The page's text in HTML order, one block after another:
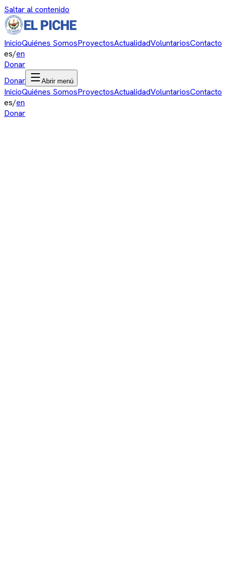
Saltar al contenido
InicioQuiénes SomosProyectosActualidadVoluntariosContacto
es/en
Donar
Donar
Abrir menú
InicioQuiénes SomosProyectosActualidadVoluntariosContacto
es/en
Donar